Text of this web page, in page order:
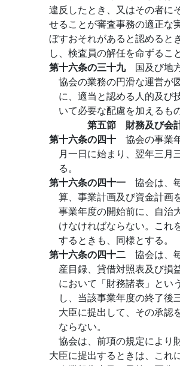
違反したとき、又はその者に
せることが審査事務の適正な
ぼすおそれがあると認めると
し、検査員の解任を命ずるこ
第十六条の三十九 国及び地
協会の業務の円滑な運営が
に、適当と認める人的及び
いて必要な配慮を加えるも
第五節 財務及び会
第十六条の四十 協会の事業
月一日に始まり、翌年三月
る。
第十六条の四十一 協会は、
算、事業計画及び資金計画
事業年度の開始前に、自治
けなければならない。これ
するときも、同様とする。
第十六条の四十二 協会は、
産目録、貸借対照表及び損
において「財務諸表」とい
し、当該事業年度の終了後
大臣に提出して、その承認
ならない。
協会は、前項の規定により
大臣に提出するときは、これ